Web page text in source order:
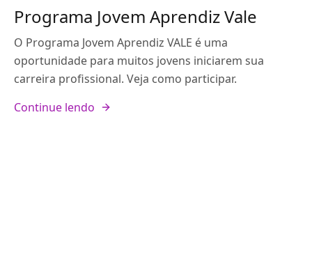
Programa Jovem Aprendiz Vale
O Programa Jovem Aprendiz VALE é uma
oportunidade para muitos jovens iniciarem sua
carreira profissional. Veja como participar.
Continue lendo